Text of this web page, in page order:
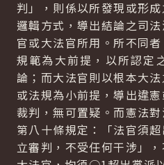
判」，則係以所發現或形
邏輯方式，導出結論之司
官或大法官所用。所不同
規範為大前提，以所認定
論；而大法官則以根本大
或法規為小前提，導出違
裁判，無可置疑。而憲法
第八十條規定：「法官須
立審判，不受任何干涉」